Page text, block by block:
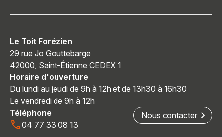
Le Toit Forézien
29 rue Jo Gouttebarge
42000, Saint-Étienne CEDEX 1
Horaire d'ouverture
Du lundi au jeudi de 9h à 12h et de 13h30 à 16h30
Le vendredi de 9h à 12h
Téléphone
04 77 33 08 13
Nous contacter